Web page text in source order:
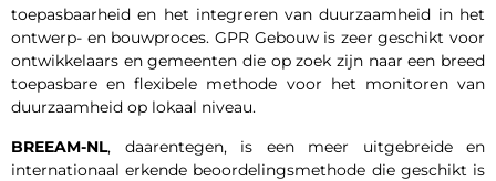
toepasbaarheid en het integreren van duurzaamheid in het
ontwerp- en bouwproces. GPR Gebouw is zeer geschikt voor
ontwikkelaars en gemeenten die op zoek zijn naar een breed
toepasbare en flexibele methode voor het monitoren van
duurzaamheid op lokaal niveau.
BREEAM-NL, daarentegen, is een meer uitgebreide en
internationaal erkende beoordelingsmethode die geschikt is